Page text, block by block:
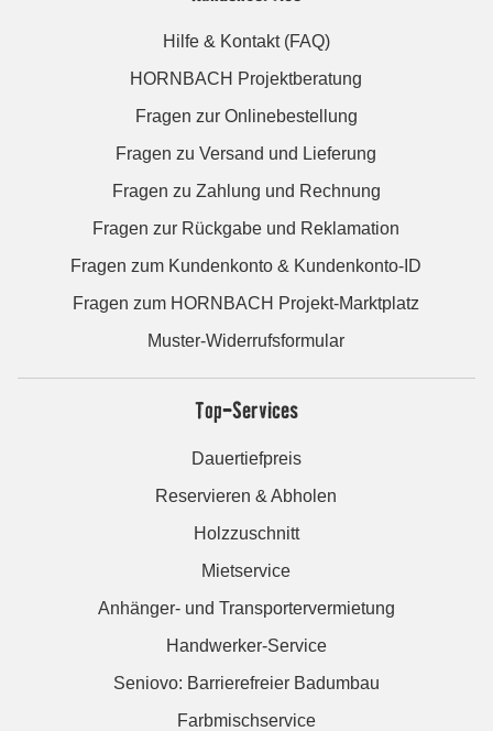
Hilfe & Kontakt (FAQ)
HORNBACH Projektberatung
Fragen zur Onlinebestellung
Fragen zu Versand und Lieferung
Fragen zu Zahlung und Rechnung
Fragen zur Rückgabe und Reklamation
Fragen zum Kundenkonto & Kundenkonto-ID
Fragen zum HORNBACH Projekt-Marktplatz
Muster-Widerrufsformular
Top-Services
Dauertiefpreis
Reservieren & Abholen
Holzzuschnitt
Mietservice
Anhänger- und Transportervermietung
Handwerker-Service
Seniovo: Barrierefreier Badumbau
Farbmischservice